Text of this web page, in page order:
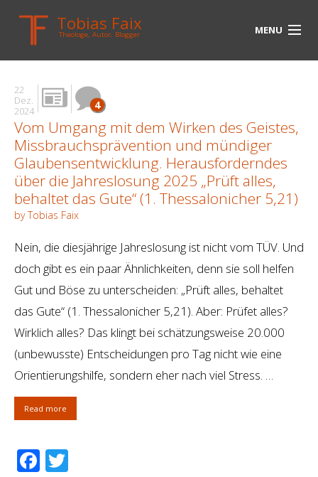
Tobias Faix
Theologe, Autor, Blogger MENU
HOME
BLOG
BIOGRAPHIE
BÜCHER
UNTERWEGS
MEDIEN
KONTAKT
22
Dez.
2024
4
Vom Umgang mit dem Wirken des Geistes,
Missbrauchsprävention und mündiger
Glaubensentwicklung. Herausforderndes
über die Jahreslosung 2025 „Prüft alles,
behaltet das Gute“ (1. Thessalonicher 5,21)
by Tobias Faix
Nein, die diesjährige Jahreslosung ist nicht vom TÜV. Und
doch gibt es ein paar Ähnlichkeiten, denn sie soll helfen
Gut und Böse zu unterscheiden: „Prüft alles, behaltet
das Gute“ (1. Thessalonicher 5,21). Aber: Prüfet alles?
Wirklich alles? Das klingt bei schätzungsweise 20.000
(unbewusste) Entscheidungen pro Tag nicht wie eine
Orientierungshilfe, sondern eher nach viel Stress. …
Read more
Facebook